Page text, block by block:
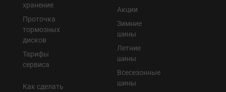
хранение
Проточка
тормозных
дисков
Тарифы
сервиса
Как сделать
Акции
Зимние
шины
Летние
шины
Всесезонные
шины